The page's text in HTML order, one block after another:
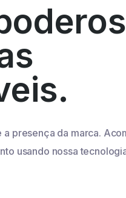
presença da marca.
usando nossa